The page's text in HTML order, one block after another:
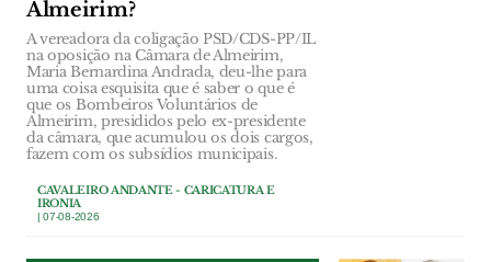
Almeirim?
A vereadora da coligação PSD/CDS-PP/IL
na oposição na Câmara de Almeirim,
Maria Bernardina Andrada, deu-lhe para
uma coisa esquisita que é saber o que é
que os Bombeiros Voluntários de
Almeirim, presididos pelo ex-presidente
da câmara, que acumulou os dois cargos,
fazem com os subsídios municipais.
CAVALEIRO ANDANTE - CARICATURA E
IRONIA
| 07-08-2026